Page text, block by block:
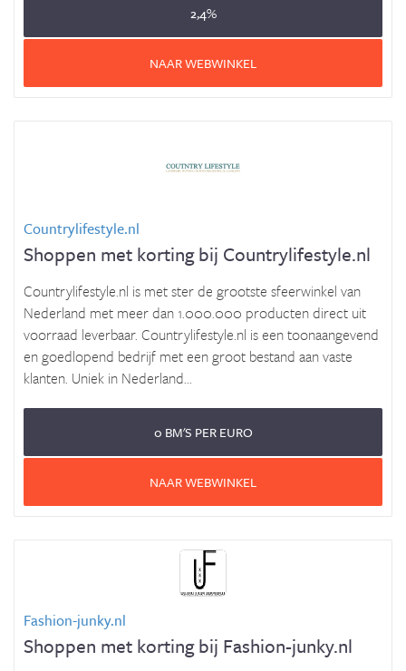
2,4%
NAAR WEBWINKEL
Countrylifestyle.nl
Shoppen met korting bij Countrylifestyle.nl
Countrylifestyle.nl is met ster de grootste sfeerwinkel van
Nederland met meer dan 1.000.000 producten direct uit
voorraad leverbaar. Countrylifestyle.nl is een toonaangevend
en goedlopend bedrijf met een groot bestand aan vaste
klanten. Uniek in Nederland...
0 BM'S PER EURO
NAAR WEBWINKEL
Fashion-junky.nl
Shoppen met korting bij Fashion-junky.nl